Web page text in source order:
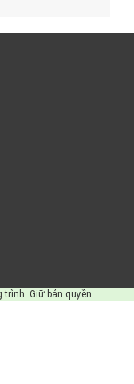
Giữ bản quyền.